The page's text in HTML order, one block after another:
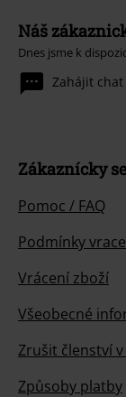
Náš
Dnes jsme k
Zahájit chat
Zákaznícky
Pomoc / FAQ
Podmínky
Vrácení zboží
Všeobecné
Zrušit členství v
Způsoby platby